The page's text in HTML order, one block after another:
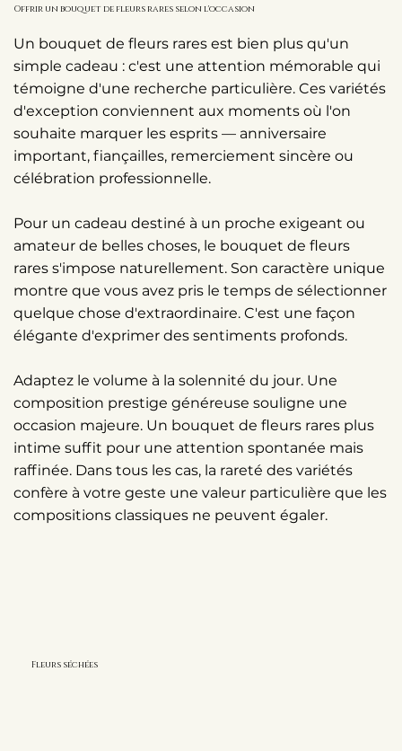
Offrir un bouquet de fleurs rares selon l'occasion
Un bouquet de fleurs rares est bien plus qu'un
simple cadeau : c'est une attention mémorable qui
témoigne d'une recherche particulière. Ces variétés
d'exception conviennent aux moments où l'on
souhaite marquer les esprits — anniversaire
important, fiançailles, remerciement sincère ou
célébration professionnelle.
Pour un cadeau destiné à un proche exigeant ou
amateur de belles choses, le bouquet de fleurs
rares s'impose naturellement. Son caractère unique
montre que vous avez pris le temps de sélectionner
quelque chose d'extraordinaire. C'est une façon
élégante d'exprimer des sentiments profonds.
Adaptez le volume à la solennité du jour. Une
composition prestige généreuse souligne une
occasion majeure. Un bouquet de fleurs rares plus
intime suffit pour une attention spontanée mais
raffinée. Dans tous les cas, la rareté des variétés
confère à votre geste une valeur particulière que les
compositions classiques ne peuvent égaler.
Fleurs séchées